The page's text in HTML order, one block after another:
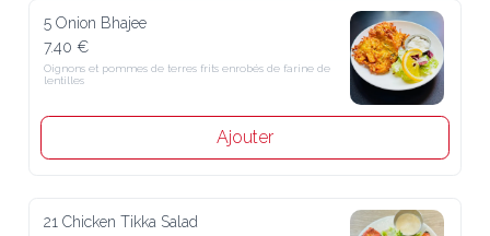
5 Onion Bhajee
7.40 €
Oignons et pommes de terres frits enrobés de farine de lentilles
Ajouter
21 Chicken Tikka Salad